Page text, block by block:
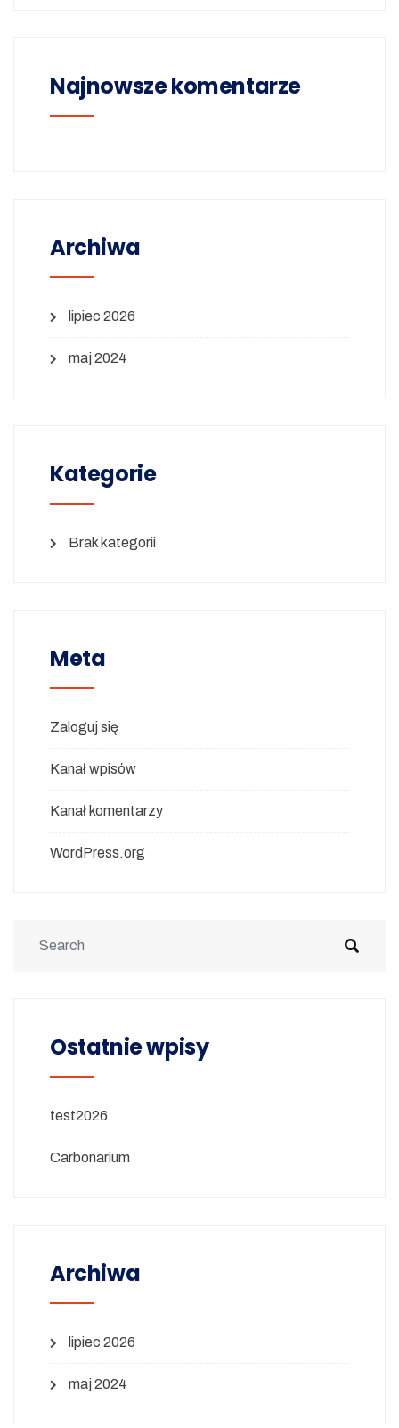
Najnowsze komentarze
Archiwa
lipiec 2026
maj 2024
Kategorie
Brak kategorii
Meta
Zaloguj się
Kanał wpisów
Kanał komentarzy
WordPress.org
Ostatnie wpisy
test2026
Carbonarium
Archiwa
lipiec 2026
maj 2024